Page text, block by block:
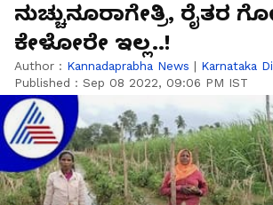
ನುಚ್ಚುನೂರಾಗೇತ್ರಿ, ರೈತರ
ಕೇಳೋರೇ ಇಲ್ಲ..!
Author : Kannadaprabha News | Karnataka
Published : Sep 08 2022, 09:06 PM IST